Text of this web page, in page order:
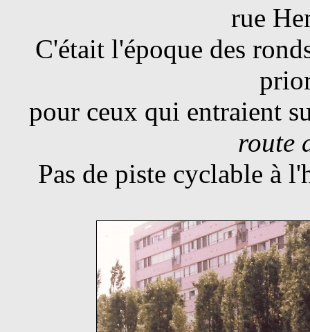
rue
C'était l'époque des
pour ceux qui entraient
route
Pas de piste cyclable à